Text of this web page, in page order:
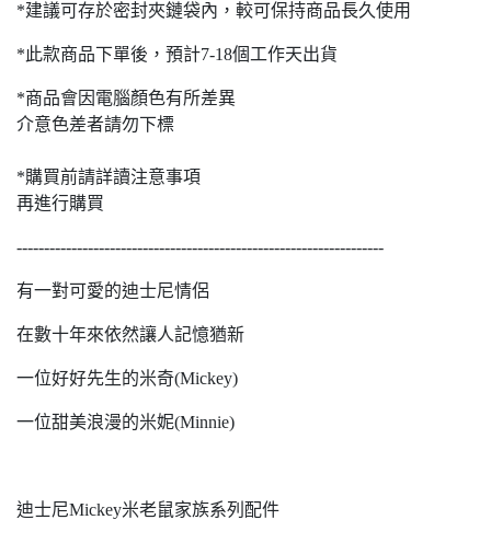
*建議可存於密封夾鏈袋內，較可保持商品長久使用
*此款商品下單後，預計7-18個工作天出貨
*商品會因電腦顏色有所差異
介意色差者請勿下標
*購買前請詳讀注意事項
再進行購買
-------------------------------------------------------------------
有一對可愛的迪士尼情侶
在數十年來依然讓人記憶猶新
一位好好先生的米奇(Mickey)
一位甜美浪漫的米妮(Minnie)
迪士尼Mickey米老鼠家族系列配件